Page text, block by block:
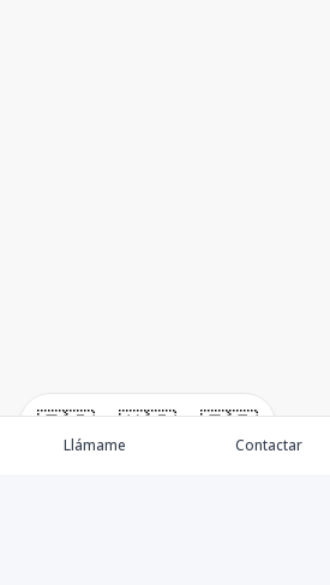
🇪🇸 🇺🇸 🇫🇷
Llámame Contactar